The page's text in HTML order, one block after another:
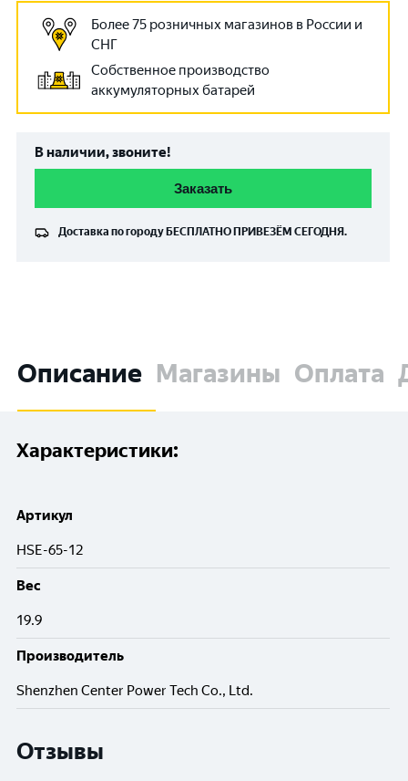
Более 75 розничных магазинов в России и
СНГ
Собственное производство
аккумуляторных батарей
В наличии, звоните!
Заказать
Доставка по городу БЕСПЛАТНО ПРИВЕЗЁМ СЕГОДНЯ.
Описание Магазины Оплата
Характеристики:
Артикул
HSE-65-12
Вес
19.9
Производитель
Shenzhen Center Power Tech Co., Ltd.
Отзывы